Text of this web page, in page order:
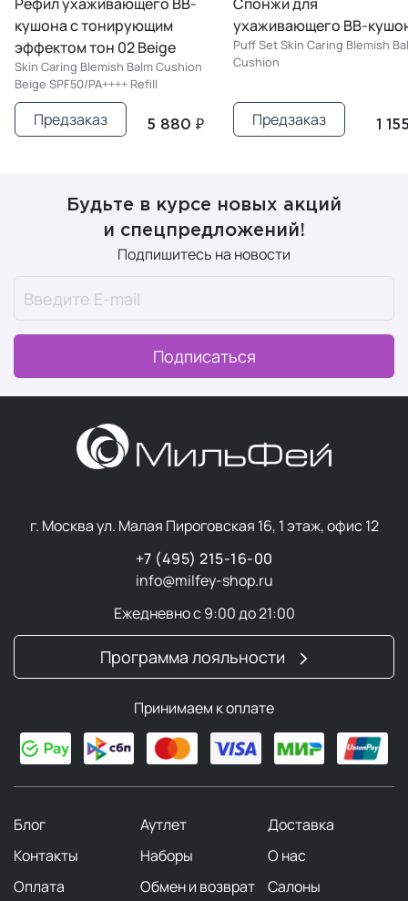
с тонирующим
тон 02 Beige
Caring Blemish Balm Cushion
SPF50/PA++++ Refill
5 880 ₽
Предзаказ
ухаживающего BB-кушона
Puff Set Skin Caring Blemish Balm
Cushion
1 155 ₽
Предзаказ
Будьте в курсе новых акций
и спецпредложений!
Подпишитесь на новости
Подписаться
г. Москва ул. Малая Пироговская 16, 1 этаж, офис 12
+7 (495) 215-16-00
info@milfey-shop.ru
Ежедневно с 9:00 до 21:00
Программа лояльности
Принимаем к оплате
Блог Аутлет
Доставка
Контакты
Наборы
О нас
Оплата
Обмен и возврат Салоны